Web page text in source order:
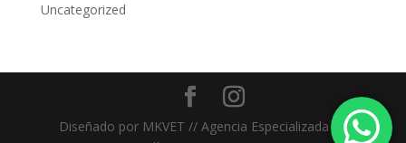
Uncategorized
Diseñado por MKVET // Agencia Especializada en